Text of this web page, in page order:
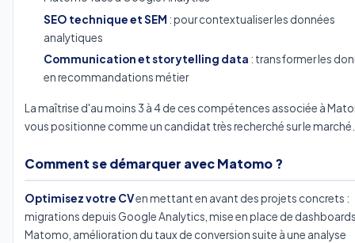
SEO technique et SEM : pour contextualiser les données
analytiques
Communication et storytelling data : transformer les
en recommandations métier
La maîtrise d'au moins 3 à 4 de ces compétences associée à
vous positionne comme un candidat très recherché sur le marché.
Comment se démarquer avec Matomo ?
Optimisez votre CVen mettant en avant des projets concrets :
migrations depuis Google Analytics, mise en place de
Matomo, amélioration du taux de conversion suite à une analyse